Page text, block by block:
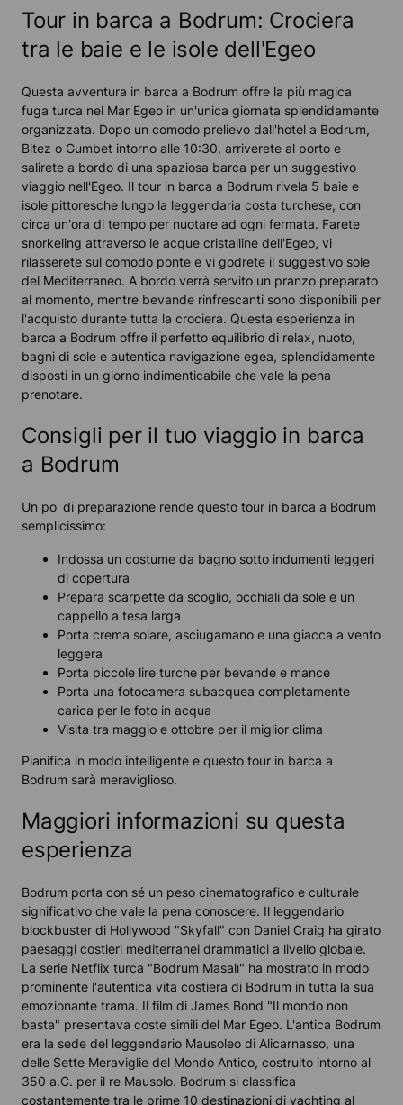
Tour in barca a Bodrum: Crociera
tra le baie e le isole dell'Egeo
Questa avventura in barca a Bodrum offre la più magica
fuga turca nel Mar Egeo in un'unica giornata splendidamente
organizzata. Dopo un comodo prelievo dall'hotel a Bodrum,
Bitez o Gumbet intorno alle 10:30, arriverete al porto e
salirete a bordo di una spaziosa barca per un suggestivo
viaggio nell'Egeo. Il tour in barca a Bodrum rivela 5 baie e
isole pittoresche lungo la leggendaria costa turchese, con
circa un'ora di tempo per nuotare ad ogni fermata. Farete
snorkeling attraverso le acque cristalline dell'Egeo, vi
rilasserete sul comodo ponte e vi godrete il suggestivo sole
del Mediterraneo. A bordo verrà servito un pranzo preparato
al momento, mentre bevande rinfrescanti sono disponibili per
l'acquisto durante tutta la crociera. Questa esperienza in
barca a Bodrum offre il perfetto equilibrio di relax, nuoto,
bagni di sole e autentica navigazione egea, splendidamente
disposti in un giorno indimenticabile che vale la pena
prenotare.
Consigli per il tuo viaggio in barca
a Bodrum
Un po' di preparazione rende questo tour in barca a Bodrum
semplicissimo:
Indossa un costume da bagno sotto indumenti leggeri
di copertura
Prepara scarpette da scoglio, occhiali da sole e un
cappello a tesa larga
Porta crema solare, asciugamano e una giacca a vento
leggera
Porta piccole lire turche per bevande e mance
Porta una fotocamera subacquea completamente
carica per le foto in acqua
Visita tra maggio e ottobre per il miglior clima
Pianifica in modo intelligente e questo tour in barca a
Bodrum sarà meraviglioso.
Maggiori informazioni su questa
esperienza
Bodrum porta con sé un peso cinematografico e culturale
significativo che vale la pena conoscere. Il leggendario
blockbuster di Hollywood "Skyfall" con Daniel Craig ha girato
paesaggi costieri mediterranei drammatici a livello globale.
La serie Netflix turca "Bodrum Masalı" ha mostrato in modo
prominente l'autentica vita costiera di Bodrum in tutta la sua
emozionante trama. Il film di James Bond "Il mondo non
basta" presentava coste simili del Mar Egeo. L'antica Bodrum
era la sede del leggendario Mausoleo di Alicarnasso, una
delle Sette Meraviglie del Mondo Antico, costruito intorno al
350 a.C. per il re Mausolo. Bodrum si classifica
costantemente tra le prime 10 destinazioni di yachting al